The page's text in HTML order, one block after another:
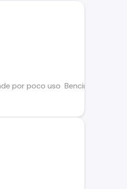
por poco uso Bencinera 4x2